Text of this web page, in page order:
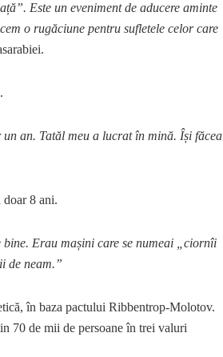
Este un eveniment de aducere aminte
o rugăciune pentru sufletele celor care
an. Tatăl meu a lucrat în mină. Își făcea
8 ani.
Erau mașini care se numeai „ciornîi
de neam.”
în baza pactului Ribbentrop-Molotov.
70 de mii de persoane în trei valuri